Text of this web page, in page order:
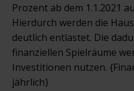
Prozent ab dem 1.1.2021
Hierdurch werden die
deutlich entlastet. Die
finanziellen Spielräume
Investitionen nutzen.
jährlich}